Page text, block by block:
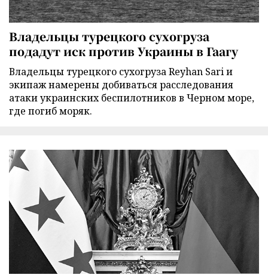
Владельцы турецкого сухогруза
подадут иск против Украины в Гаагу
Владельцы турецкого сухогруза Reyhan Sari и
экипаж намерены добиваться расследования
атаки украинских беспилотников в Черном море,
где погиб моряк.